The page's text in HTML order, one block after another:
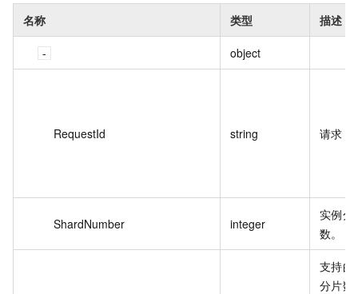
名称 类型 描述
object
RequestId string 请求
ShardNumber integer
实例分
数。
支持的
分片数